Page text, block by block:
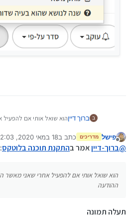
ב ברוך דייןהוא שואל אותי אם להפעיל
מנותק
פישל מדריכים כתב ב18 במאי 2020, 12:03
נערך לאחרונה על ידי
@ברוך-דייןאמר בהתקנת תוכנה בלוטקס:
הוא שואל אותי אם להפעיל אחרי שאני מאשר
ההודעה
תעלה תמונה